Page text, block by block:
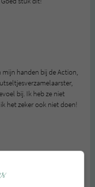
mijn handen bij de Action,
bij. Ik heb ze niet
het zeker ook niet doen!
bij hele leuke